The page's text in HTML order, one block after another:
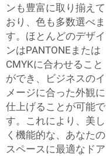
ンも豊富に取り揃えて
おり、色も多数選べま
す。ほとんどのデザイ
ンはPANTONEまたは
CMYKに合わせること
ができ、ビジネスのイ
メージに合った外観に
仕上げることが可能で
す。これにより、美し
く機能的な、あなたの
スペースに最適なドア